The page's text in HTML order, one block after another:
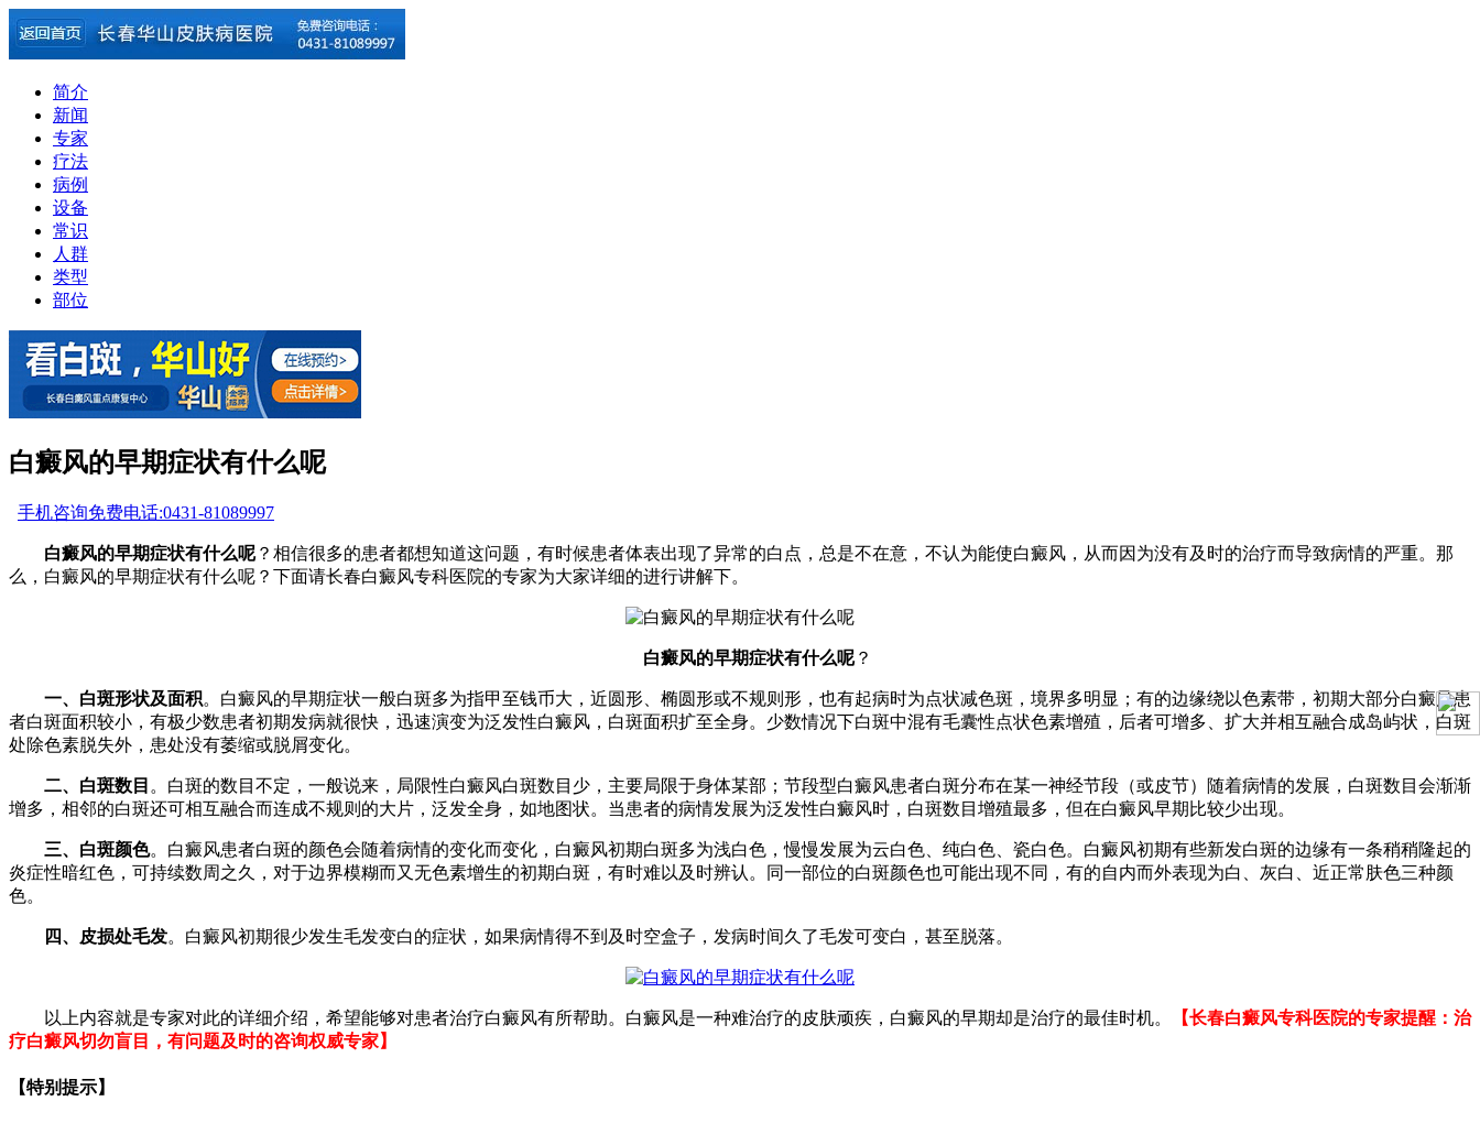
简介
新闻
专家
疗法
病例
设备
常识
人群
类型
部位
白癜风的早期症状有什么呢
手机咨询免费电话:0431-81089997
白癜风的早期症状有什么呢？相信很多的患者都想知道这问题，有时候患者体表出现了异常的白点，总是不在意，不认为能使白癜风，从而因为没有及时的治疗而导致病情的严重。那
么，白癜风的早期症状有什么呢？下面请长春白癜风专科医院的专家为大家详细的进行讲解下。
白癜风的早期症状有什么呢？
一、白斑形状及面积。白癜风的早期症状一般白斑多为指甲至钱币大，近圆形、椭圆形或不规则形，也有起病时为点状减色斑，境界多明显；有的边缘绕以色素带，初期大部分白癜风患
者白斑面积较小，有极少数患者初期发病就很快，迅速演变为泛发性白癜风，白斑面积扩至全身。少数情况下白斑中混有毛囊性点状色素增殖，后者可增多、扩大并相互融合成岛屿状，白斑
处除色素脱失外，患处没有萎缩或脱屑变化。
二、白斑数目 。白斑的数目不定，一般说来，局限性白癜风白斑数目少，主要局限于身体某部；节段型白癜风患者白斑分布在某一神经节段（或皮节）随着病情的发展，白斑数目会渐渐
增多，相邻的白斑还可相互融合而连成不规则的大片，泛发全身，如地图状。当患者的病情发展为泛发性白癜风时，白斑数目增殖最多，但在白癜风早期比较少出现。
三、白斑颜色。白癜风患者白斑的颜色会随着病情的变化而变化，白癜风初期白斑多为浅白色，慢慢发展为云白色、纯白色、瓷白色。白癜风初期有些新发白斑的边缘有一条稍稍隆起的
炎症性暗红色，可持续数周之久，对于边界模糊而又无色素增生的初期白斑，有时难以及时辨认。同一部位的白斑颜色也可能出现不同，有的自内而外表现为白、灰白、近正常肤色三种颜
色。
四、皮损处毛发。白癜风初期很少发生毛发变白的症状，如果病情得不到及时空盒子，发病时间久了毛发可变白，甚至脱落。
以上内容就是专家对此的详细介绍，希望能够对患者治疗白癜风有所帮助。白癜风是一种难治疗的皮肤顽疾，白癜风的早期却是治疗的最佳时机。
【长春白癜风专科医院的专家提醒：治
疗白癜风切勿盲目，有问题及时的咨询权威专家】
【特别提示】